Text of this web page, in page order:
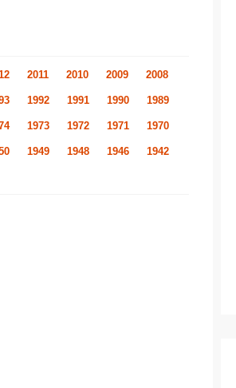
2011 2010 2009 2008
1992 1991 1990 1989
1973 1972 1971 1970
1949 1948 1946 1942